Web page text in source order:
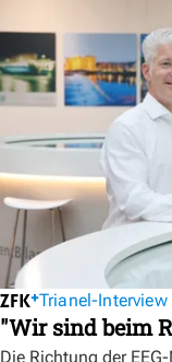
Trianel-Interview
"Wir sind beim
Die Richtung der